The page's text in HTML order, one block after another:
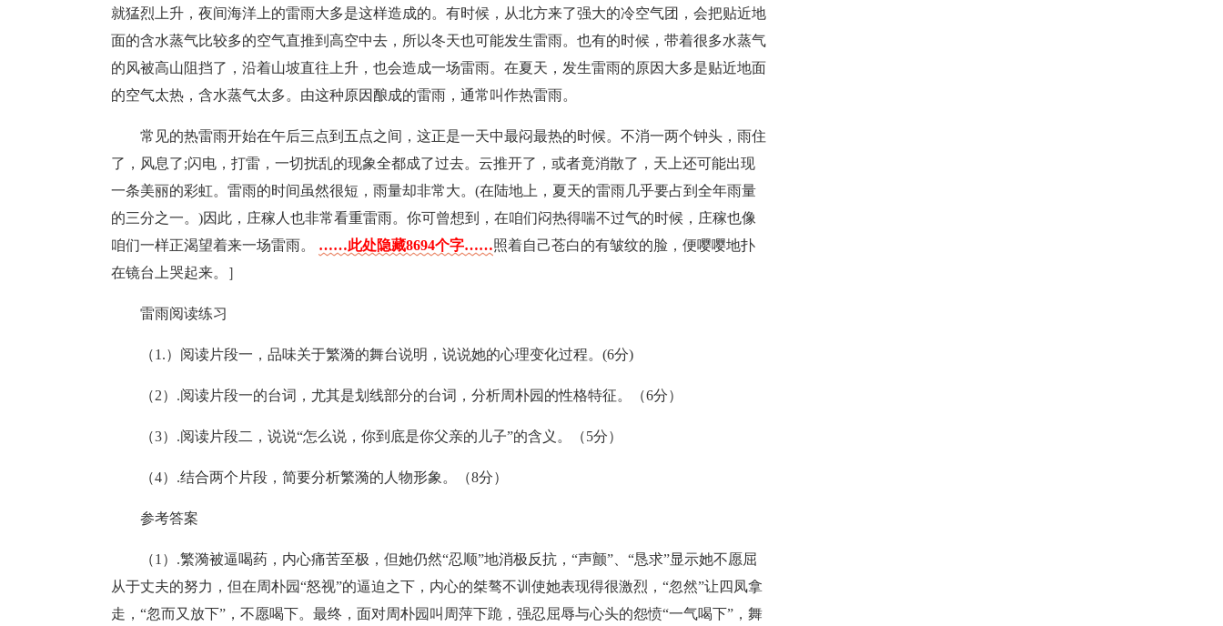
就猛烈上升，夜间海洋上的雷雨大多是这样造成的。有时候，从北方来了强大的冷空气团，会把贴近地
面的含水蒸气比较多的空气直推到高空中去，所以冬天也可能发生雷雨。也有的时候，带着很多水蒸气
的风被高山阻挡了，沿着山坡直往上升，也会造成一场雷雨。在夏天，发生雷雨的原因大多是贴近地面
的空气太热，含水蒸气太多。由这种原因酿成的雷雨，通常叫作热雷雨。
常见的热雷雨开始在午后三点到五点之间，这正是一天中最闷最热的时候。不消一两个钟头，雨住
了，风息了;闪电，打雷，一切扰乱的现象全都成了过去。云推开了，或者竟消散了，天上还可能出现
一条美丽的彩虹。雷雨的时间虽然很短，雨量却非常大。(在陆地上，夏天的雷雨几乎要占到全年雨量
的三分之一。)因此，庄稼人也非常看重雷雨。你可曾想到，在咱们闷热得喘不过气的时候，庄稼也像
咱们一样正渴望着来一场雷雨。 ……此处隐藏8694个字……照着自己苍白的有皱纹的脸，便嘤嘤地扑
在镜台上哭起来。］
雷雨阅读练习
（1.）阅读片段一，品味关于繁漪的舞台说明，说说她的心理变化过程。(6分)
（2）.阅读片段一的台词，尤其是划线部分的台词，分析周朴园的性格特征。（6分）
（3）.阅读片段二，说说“怎么说，你到底是你父亲的儿子”的含义。（5分）
（4）.结合两个片段，简要分析繁漪的人物形象。（8分）
参考答案
（1）.繁漪被逼喝药，内心痛苦至极，但她仍然“忍顺”地消极反抗，“声颤”、“恳求”显示她不愿屈
从于丈夫的努力，但在周朴园“怒视”的逼迫之下，内心的桀骜不训使她表现得很激烈，“忽然”让四凤拿
走，“忽而又放下”，不愿喝下。最终，面对周朴园叫周萍下跪，强忍屈辱与心头的怨愤“一气喝下”，舞